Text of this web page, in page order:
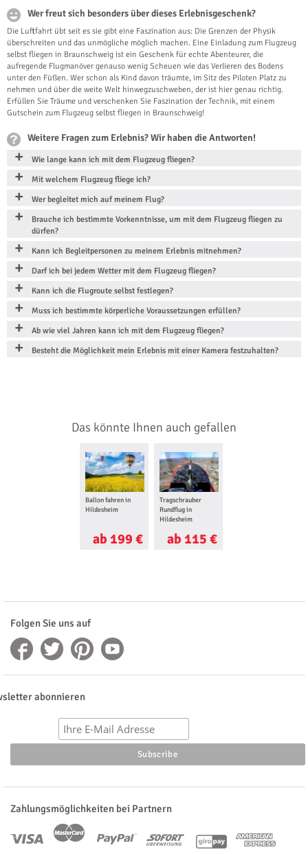
Wer freut sich besonders über dieses Erlebnisgeschenk?
Die Luftfahrt übt seit es sie gibt eine Faszination aus: Die Grenzen der Physik
überschreiten und das unmögliche möglich machen. Eine Einladung zum Flugzeug
selbst fliegen in Braunschweig ist ein Geschenk für echte Abenteurer, die
aufregende Flugmanöver genauso wenig Scheuen wie das Verlieren des Bodens
unter den Füßen. Wer schon als Kind davon träumte, im Sitz des Piloten Platz zu
nehmen und über die weite Welt hinwegzuschweben, der ist hier genau richtig.
Erfüllen Sie Träume und verschenken Sie Faszination der Technik, mit einem
Gutschein zum Flugzeug selbst fliegen in Braunschweig!
Weitere Fragen zum Erlebnis? Wir haben die Antworten!
Wie lange kann ich mit dem Flugzeug fliegen?
Mit welchem Flugzeug fliege ich?
Wer begleitet mich auf meinem Flug?
Brauche ich bestimmte Vorkenntnisse, um mit dem Flugzeug fliegen zu
dürfen?
Kann ich Begleitpersonen zu meinem Erlebnis mitnehmen?
Darf ich bei jedem Wetter mit dem Flugzeug fliegen?
Kann ich die Flugroute selbst festlegen?
Muss ich bestimmte körperliche Voraussetzungen erfüllen?
Ab wie viel Jahren kann ich mit dem Flugzeug fliegen?
Besteht die Möglichkeit mein Erlebnis mit einer Kamera festzuhalten?
Das könnte Ihnen auch gefallen
Ballon fahren in
Hildesheim
ab 199 €
Tragschrauber
Rundflug in
Hildesheim
ab 115 €
Folgen Sie uns auf
abonnieren
Zahlungsmöglichkeiten bei Partnern